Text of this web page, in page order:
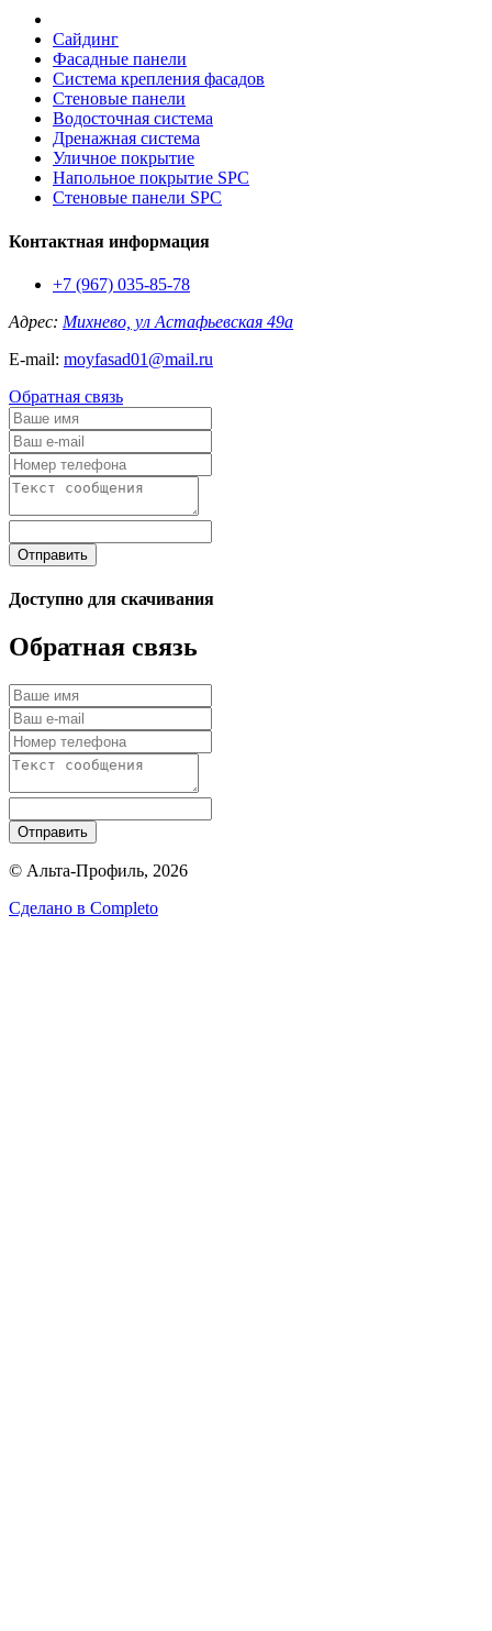
Сайдинг
Фасадные панели
Система крепления фасадов
Стеновые панели
Водосточная система
Дренажная система
Уличное покрытие
Напольное покрытие SPC
Стеновые панели SPC
Контактная информация
+7 (967) 035-85-78
Адрес: Михнево, ул Астафьевская 49а
E-mail: moyfasad01@mail.ru
Обратная связь
Отправить
Доступно для скачивания
Обратная связь
Отправить
© Альта-Профиль, 2026
Сделано в Completo